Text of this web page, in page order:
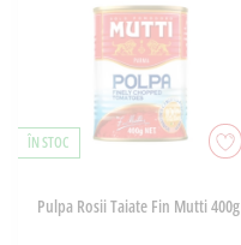
ÎN STOC
Pulpa Rosii Taiate Fin Mutti 400g